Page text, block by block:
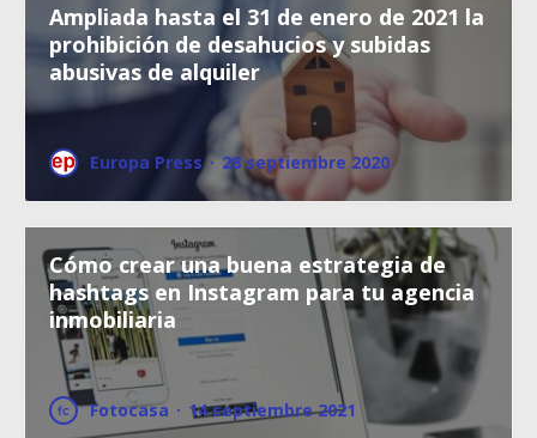
Ampliada hasta el 31 de enero de 2021 la
prohibición de desahucios y subidas
abusivas de alquiler
Europa Press · 28 septiembre 2020
Cómo crear una buena estrategia de
hashtags en Instagram para tu agencia
inmobiliaria
Fotocasa · 14 septiembre 2021